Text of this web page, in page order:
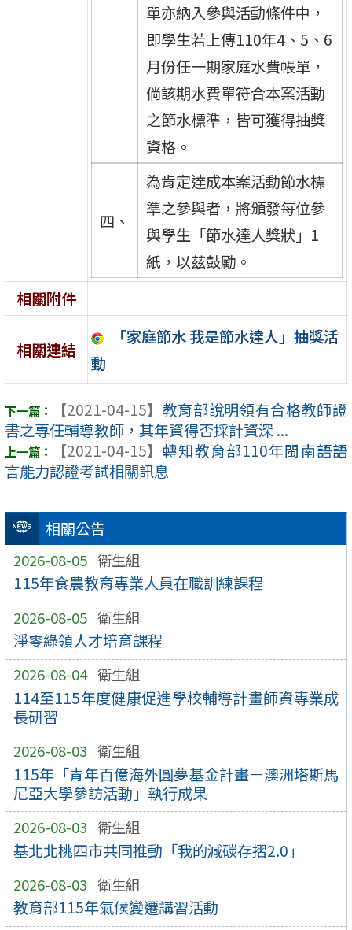
相關公告
2026-08-05 衛生組
115年食農教育專業人員在職訓練課程
2026-08-05 衛生組
淨零綠領人才培育課程
2026-08-04 衛生組
114至115年度健康促進學校輔導計畫師資專業成
長研習
2026-08-03 衛生組
115年「青年百億海外圓夢基金計畫－澳洲塔斯馬
尼亞大學參訪活動」執行成果
2026-08-03 衛生組
基北北桃四市共同推動「我的減碳存摺2.0」
2026-08-03 衛生組
教育部115年氣候變遷講習活動
單亦納入參與活動條件中，
即學生若上傳110年4、5、6
月份任一期家庭水費帳單，
倘該期水費單符合本案活動
之節水標準，皆可獲得抽獎
資格。
四、
為肯定達成本案活動節水標
準之參與者，將頒發每位參
與學生「節水達人獎狀」1
紙，以茲鼓勵。
相關附件
相關連結
「家庭節水 我是節水達人」抽獎活
動
【2021-04-15】 教育部說明領有合格教師證
書之專任輔導教師，其年資得否採計資深 ...
【2021-04-15】 轉知教育部110年閩南語語
言能力認證考試相關訊息